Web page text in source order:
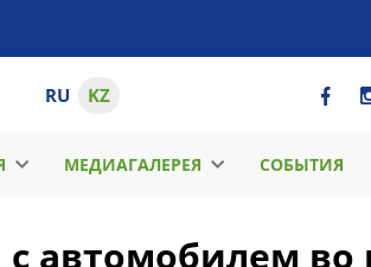
RU KZ
МЕДИАГАЛЕРЕЯ СОБЫТИЯ
с автомобилем